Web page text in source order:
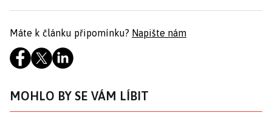
Máte k článku připomínku? Napište nám
MOHLO BY SE VÁM LÍBIT